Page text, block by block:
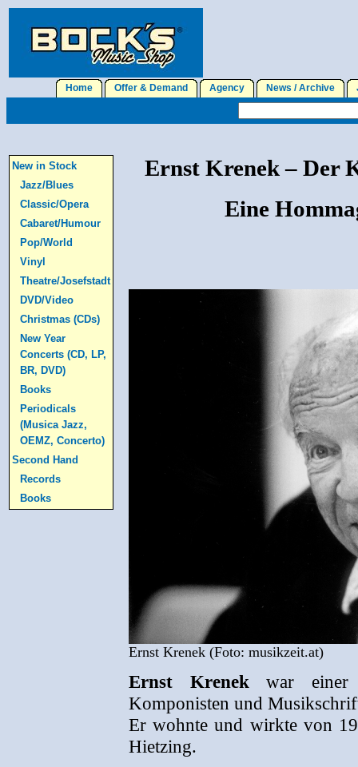
Home Offer & Demand Agency News / Archive
New in Stock
Jazz/Blues
Classic/Opera
Cabaret/Humour
Pop/World
Vinyl
Theatre/Josefstadt
DVD/Video
Christmas (CDs)
New Year
Concerts (CD, LP,
BR, DVD)
Books
Periodicals
(Musica Jazz,
OEMZ, Concerto)
Second Hand
Records
Books
Ernst Krenek – Der
Eine
Ernst Krenek (Foto: musikzeit.at)
Ernst Krenek war einer
Komponisten und
Er wohnte und wirkte von
Hietzing.